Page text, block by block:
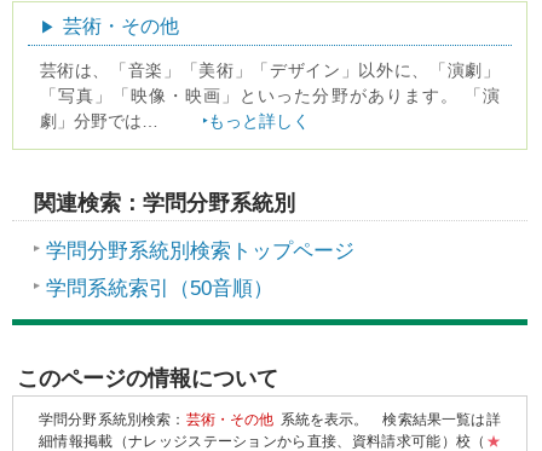
芸術・その他
芸術は、「音楽」「美術」「デザイン」以外に、「演劇」
「写真」「映像・映画」といった分野があります。 「演
劇」分野では…
もっと詳しく
関連検索：学問分野系統別
学問分野系統別検索トップページ
学問系統索引（50音順）
このページの情報について
学問分野系統別検索： 芸術・その他 系統を表示。
検索結果一覧は詳
細情報掲載（ナレッジステーションから直接、資料請求可能）校（ ★